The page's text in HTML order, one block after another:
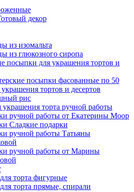
декор
из изомальта
из глюкозного сиропа
посыпки для украшения тортов и
посыпки фасованные по 50
украшения тортов и десертов
рис
торта ручной работы
ручной работы от Екатерины Моор
Сладкие подарки
ручной работы Татьяны
ручной работы от Марины
торта фигурные
торта прямые, спирали